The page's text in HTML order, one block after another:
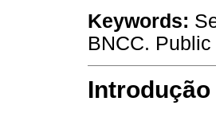
Keywords:
BNCC.
Introdução